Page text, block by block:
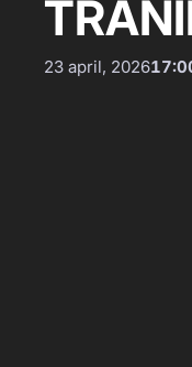
23 april, 2026